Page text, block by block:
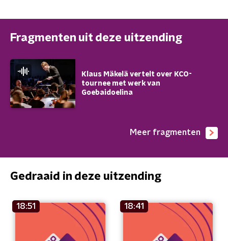
Fragmenten uit deze uitzending
Klaus Mäkelä vertelt over KCO-
tournee met werk van
Goebaidoelina
Meer fragmenten
Gedraaid in deze uitzending
18:51 18:41